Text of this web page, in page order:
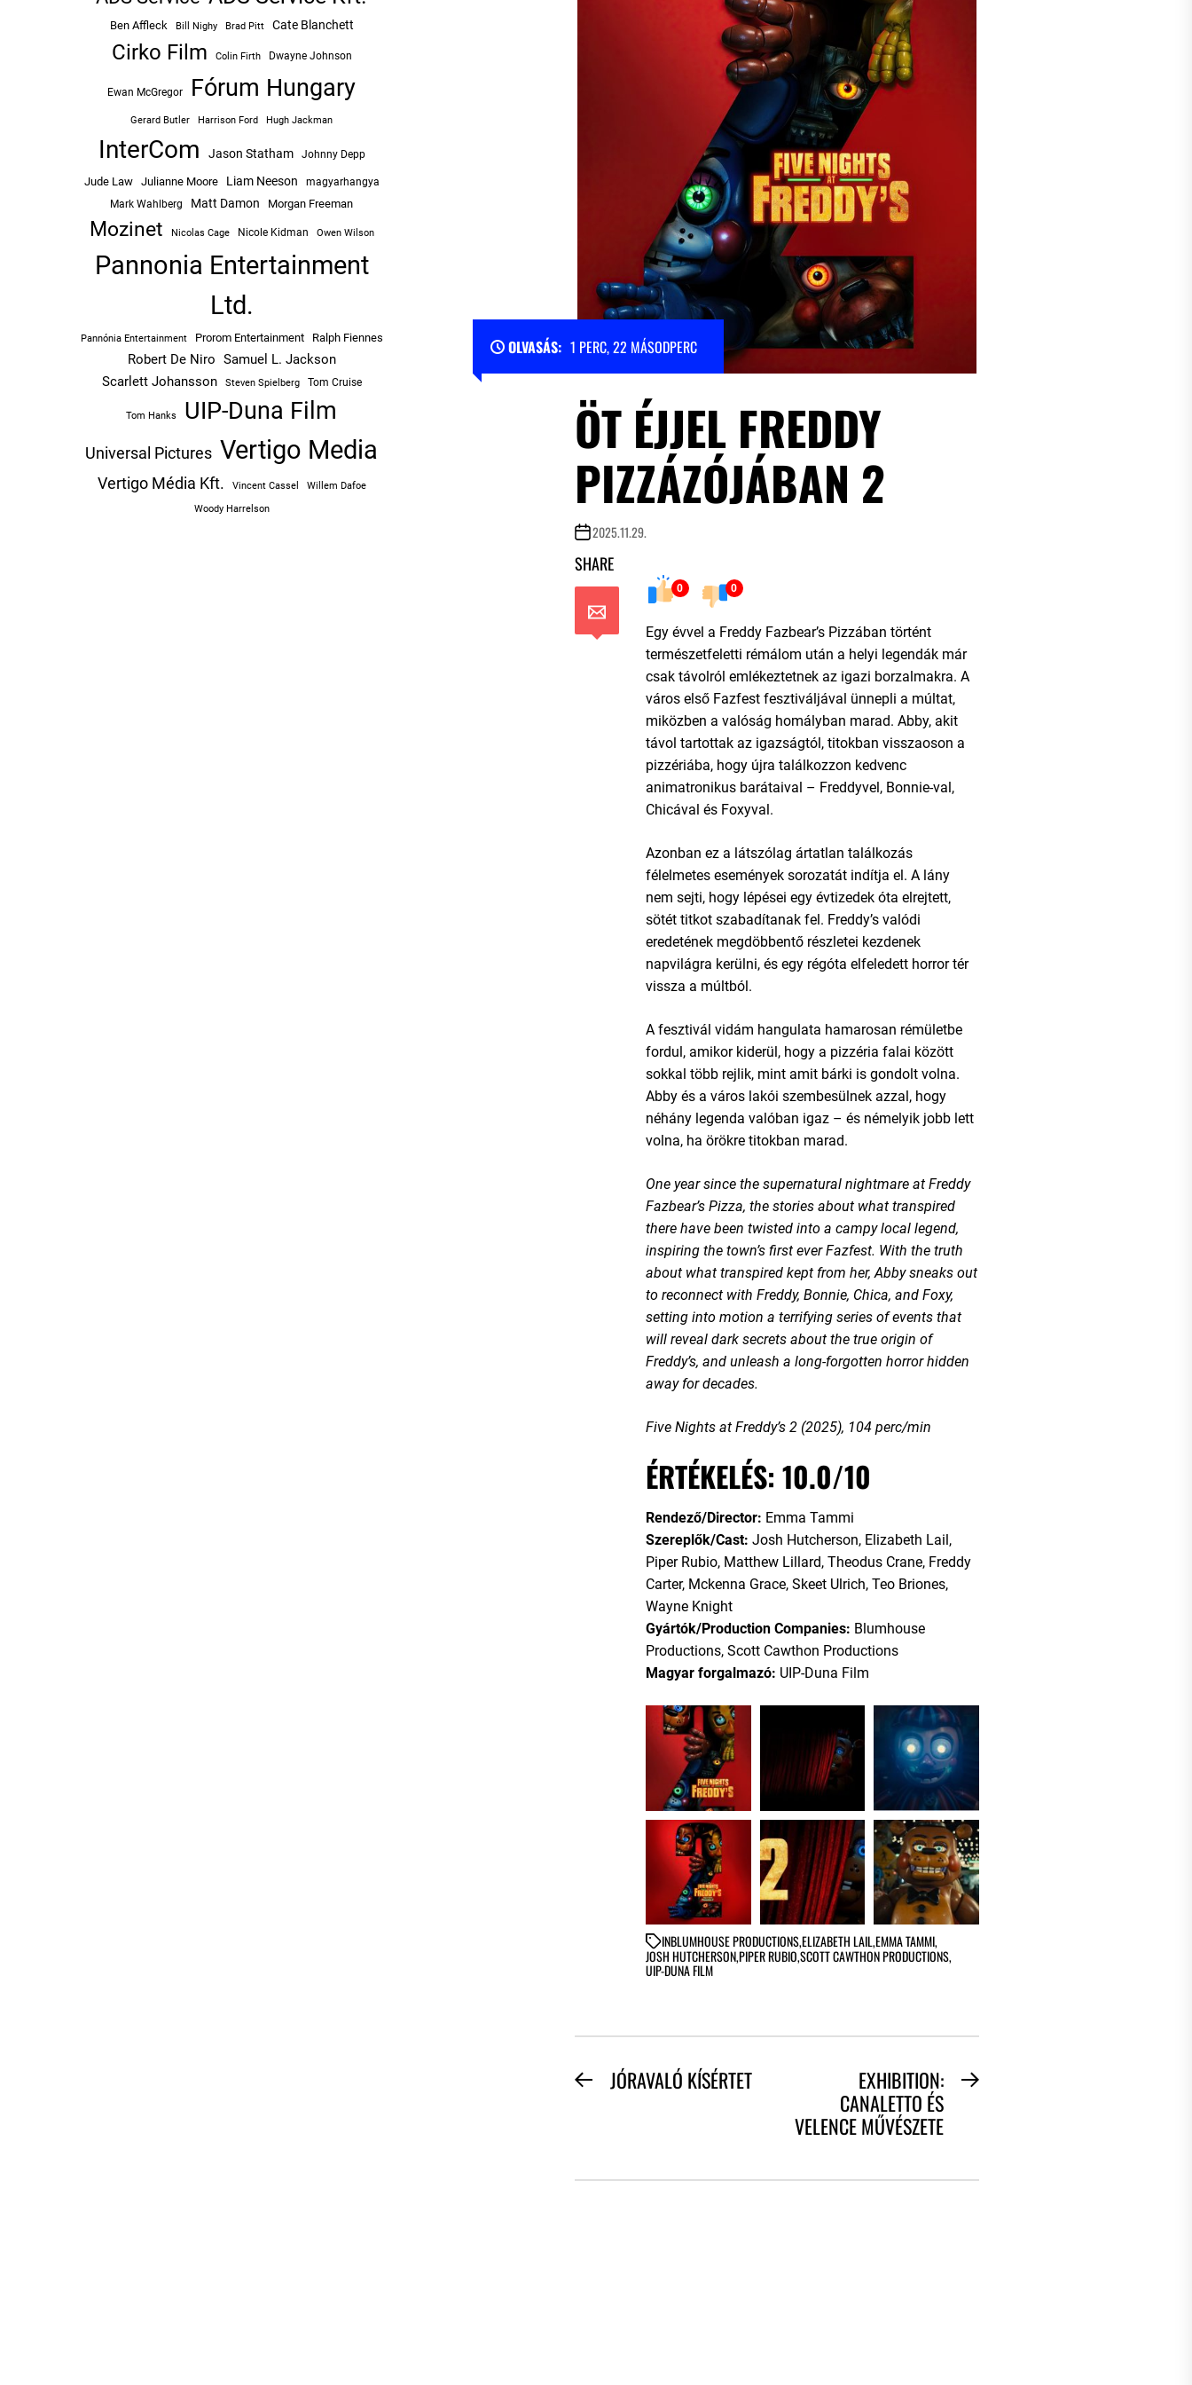
OLVASÁS: 1 PERC, 22 MÁSODPERC
ÖT ÉJJEL FREDDY
PIZZÁZÓJÁBAN 2
2025.11.29.
SHARE
0 0
Egy évvel a Freddy Fazbear’s Pizzában történt
természetfeletti rémálom után a helyi legendák már
csak távolról emlékeztetnek az igazi borzalmakra. A
város első Fazfest fesztiváljával ünnepli a múltat,
miközben a valóság homályban marad. Abby, akit
távol tartottak az igazságtól, titokban visszaoson a
pizzériába, hogy újra találkozzon kedvenc
animatronikus barátaival – Freddyvel, Bonnie-val,
Chicával és Foxyval.
Azonban ez a látszólag ártatlan találkozás
félelmetes események sorozatát indítja el. A lány
nem sejti, hogy lépései egy évtizedek óta elrejtett,
sötét titkot szabadítanak fel. Freddy’s valódi
eredetének megdöbbentő részletei kezdenek
napvilágra kerülni, és egy régóta elfeledett horror tér
vissza a múltból.
A fesztivál vidám hangulata hamarosan rémületbe
fordul, amikor kiderül, hogy a pizzéria falai között
sokkal több rejlik, mint amit bárki is gondolt volna.
Abby és a város lakói szembesülnek azzal, hogy
néhány legenda valóban igaz – és némelyik jobb lett
volna, ha örökre titokban marad.
One year since the supernatural nightmare at Freddy
Fazbear’s Pizza, the stories about what transpired
there have been twisted into a campy local legend,
inspiring the town’s first ever Fazfest. With the truth
about what transpired kept from her, Abby sneaks out
to reconnect with Freddy, Bonnie, Chica, and Foxy,
setting into motion a terrifying series of events that
will reveal dark secrets about the true origin of
Freddy’s, and unleash a long-forgotten horror hidden
away for decades.
Five Nights at Freddy’s 2 (2025), 104 perc/min
ÉRTÉKELÉS: 10.0/10
Rendező/Director: Emma Tammi
Szereplők/Cast: Josh Hutcherson, Elizabeth Lail,
Piper Rubio, Matthew Lillard, Theodus Crane, Freddy
Carter, Mckenna Grace, Skeet Ulrich, Teo Briones,
Wayne Knight
Gyártók/Production Companies: Blumhouse
Productions, Scott Cawthon Productions
Magyar forgalmazó: UIP-Duna Film
INBLUMHOUSE PRODUCTIONS,ELIZABETH LAIL,EMMA TAMMI,
JOSH HUTCHERSON,PIPER RUBIO,SCOTT CAWTHON PRODUCTIONS,
UIP-DUNA FILM
BEJEGYZÉS
PreviousJÓRAVALÓ KÍSÉRTET
Next
EXHIBITION:
CANALETTO ÉS
VELENCE MŰVÉSZETE
Ben Affleck Bill Nighy Brad Pitt Cate Blanchett
Cirko Film Colin Firth Dwayne Johnson
Ewan McGregor Fórum Hungary
Gerard Butler Harrison Ford Hugh Jackman
InterCom Jason Statham Johnny Depp
Jude Law Julianne Moore Liam Neeson
magyarhangya
Mark Wahlberg
Matt Damon Morgan Freeman
Mozinet Nicolas Cage Nicole Kidman Owen Wilson
Pannonia Entertainment
Ltd.
Pannónia Entertainment Prorom Entertainment Ralph Fiennes
Robert De Niro Samuel L. Jackson
Scarlett Johansson
Steven Spielberg Tom Cruise
Tom Hanks UIP-Duna Film
Universal Pictures Vertigo Media
Vertigo Média Kft. Vincent Cassel
Willem Dafoe
Woody Harrelson